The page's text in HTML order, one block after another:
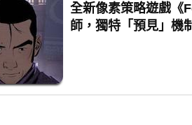
全新像素策略遊戲《
師，獨特「預見」機